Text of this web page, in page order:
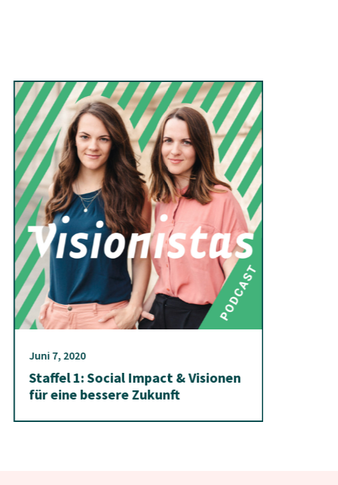
Juni 7, 2020
Staffel 1: Social Impact & Visionen
für eine bessere Zukunft